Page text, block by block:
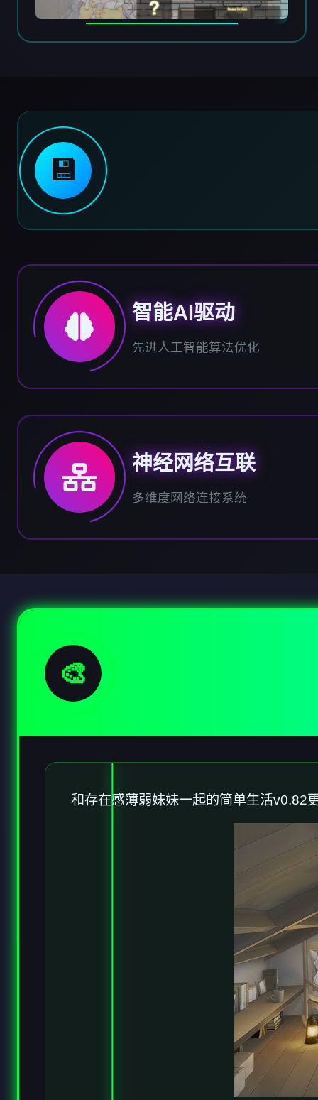
💾
智能AI驱动
先进人工智能算法优化
神经网络互联
多维度网络连接系统
🎨
和存在感薄弱妹妹一起的简单生活v0.82